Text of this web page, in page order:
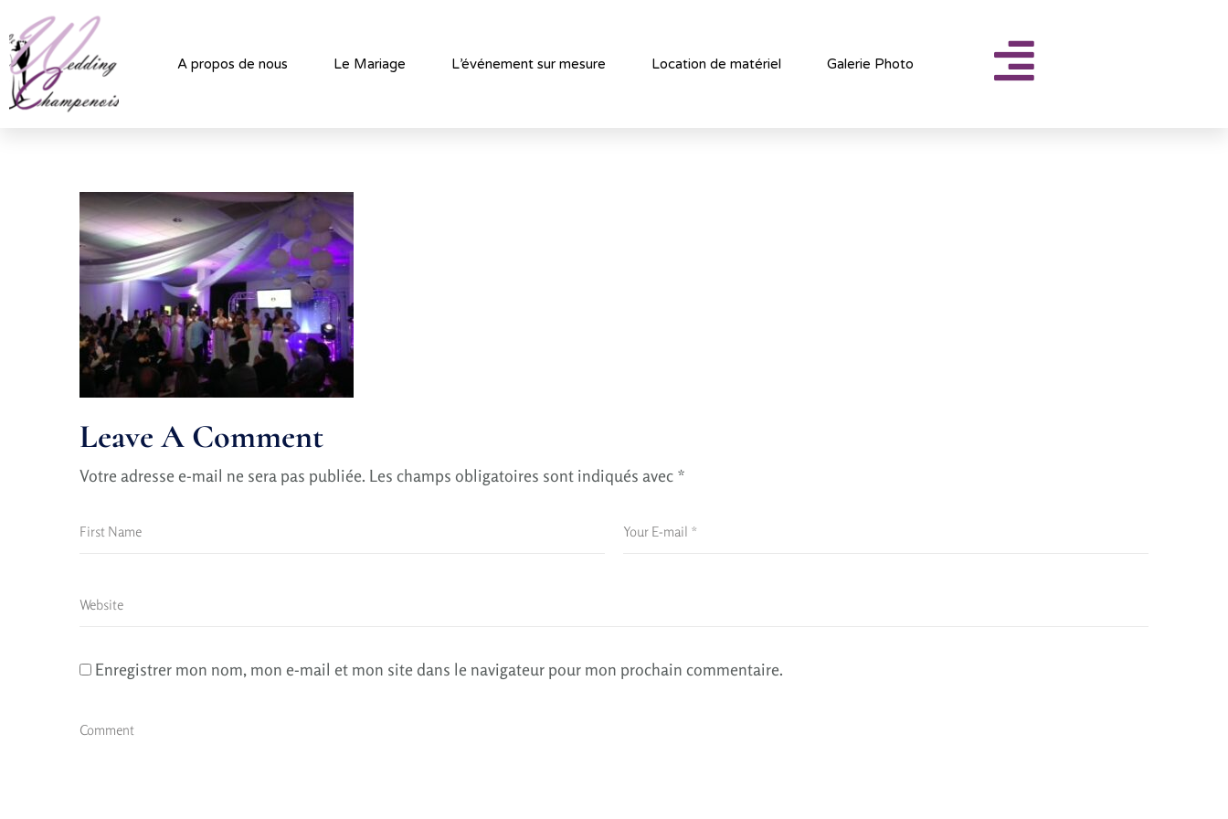
A propos de nous Le Mariage L’événement sur mesure Location de matériel Galerie Photo
Leave A Comment
Votre adresse e-mail ne sera pas publiée. Les champs obligatoires sont indiqués avec *
Enregistrer mon nom, mon e-mail et mon site dans le navigateur pour mon prochain commentaire.